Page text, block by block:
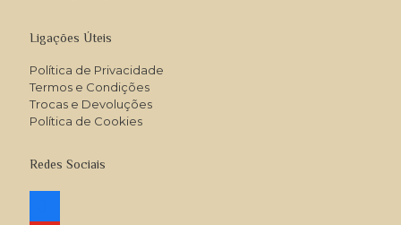
Ligações Úteis
Política de Privacidade
Termos e Condições
Trocas e Devoluções
Política de Cookies
Redes Sociais
facebook